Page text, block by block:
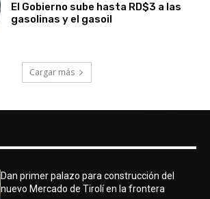
El Gobierno sube hasta RD$3 a las
gasolinas y el gasoil
Cargar más
Dan primer palazo para construcción del
nuevo Mercado de Tirolí en la frontera